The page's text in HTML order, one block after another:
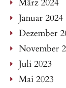
März 2024
Januar 2024
Dezember
November
Juli 2023
Mai 2023